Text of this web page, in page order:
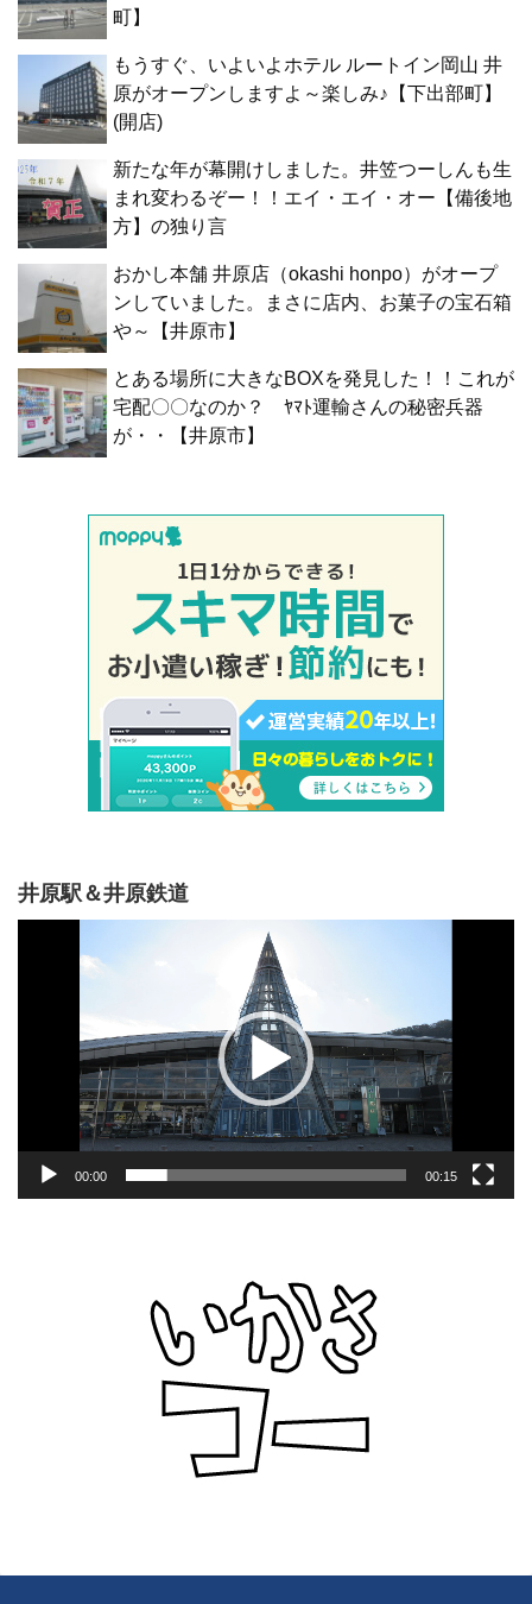
町】
もうすぐ、いよいよホテル ルートイン岡山 井
原がオープンしますよ～楽しみ♪【下出部町】
(開店)
新たな年が幕開けしました。井笠つーしんも生
まれ変わるぞー！！エイ・エイ・オー【備後地
方】の独り言
おかし本舗 井原店（okashi honpo）がオープ
ンしていました。まさに店内、お菓子の宝石箱
や～【井原市】
とある場所に大きなBOXを発見した！！これが
宅配〇〇なのか？ ﾔﾏﾄ運輸さんの秘密兵器
が・・【井原市】
井原駅＆井原鉄道
00:00 00:15